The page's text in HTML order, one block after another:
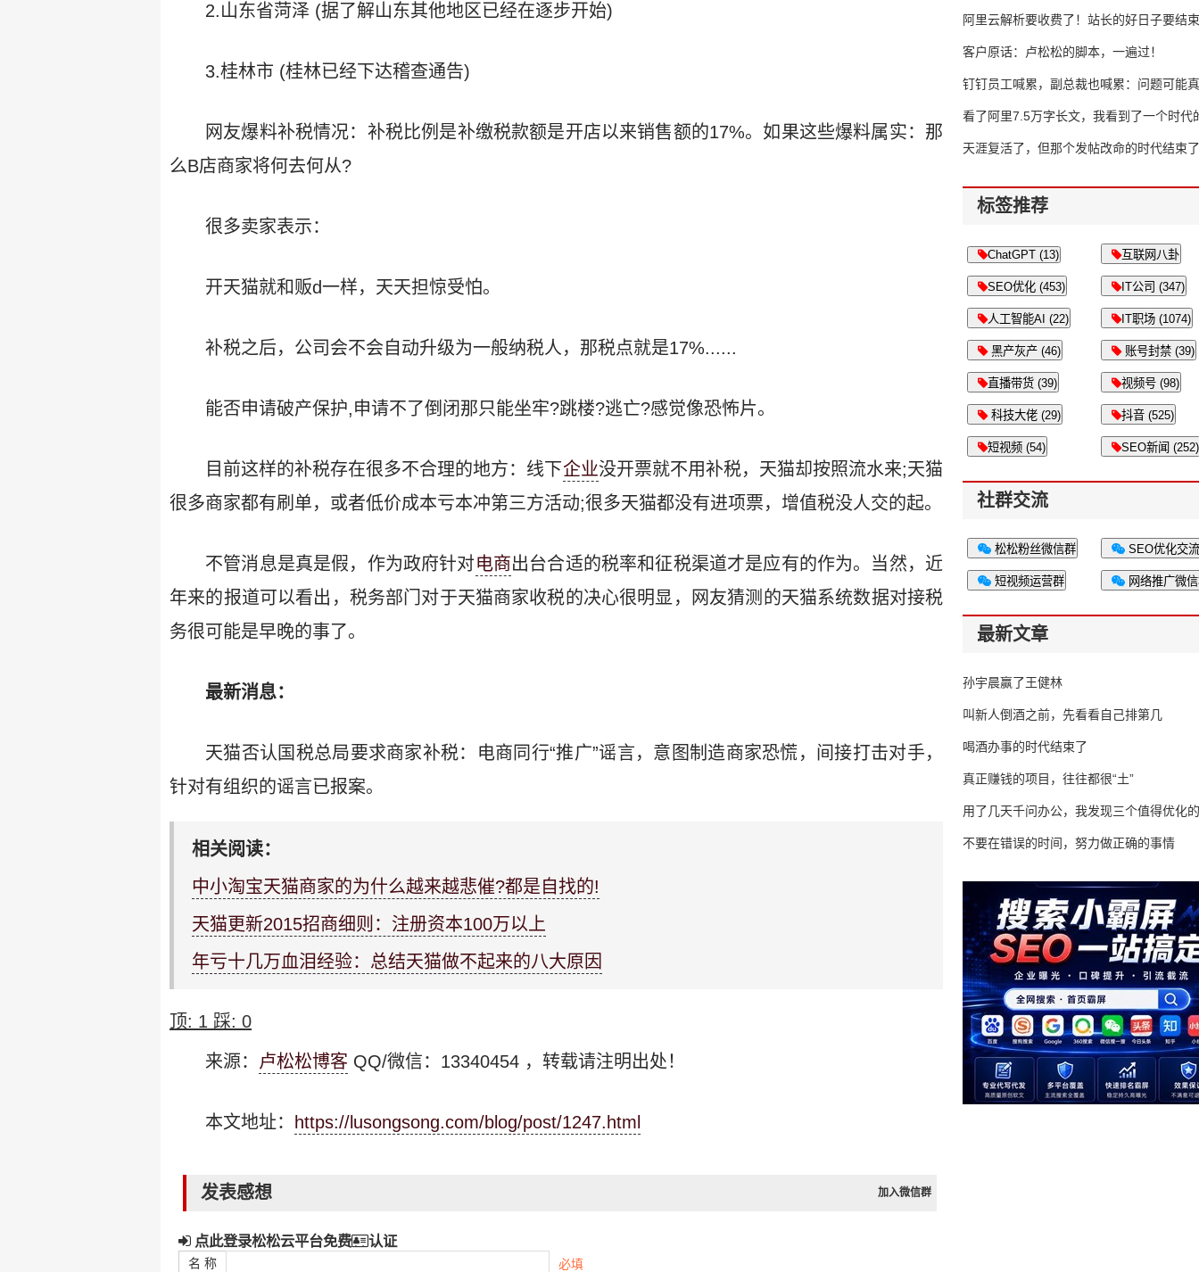
2.山东省菏泽 (据了解山东其他地区已经在逐步开始)
3.桂林市 (桂林已经下达稽查通告)
网友爆料补税情况：补税比例是补缴税款额是开店以来销售额的17%。如果这些爆料属实：那
么B店商家将何去何从?
很多卖家表示：
开天猫就和贩d一样，天天担惊受怕。
补税之后，公司会不会自动升级为一般纳税人，那税点就是17%......
能否申请破产保护,申请不了倒闭那只能坐牢?跳楼?逃亡?感觉像恐怖片。
目前这样的补税存在很多不合理的地方：线下企业没开票就不用补税，天猫却按照流水来;天猫
很多商家都有刷单，或者低价成本亏本冲第三方活动;很多天猫都没有进项票，增值税没人交的起。
不管消息是真是假，作为政府针对电商出台合适的税率和征税渠道才是应有的作为。当然，近
年来的报道可以看出，税务部门对于天猫商家收税的决心很明显，网友猜测的天猫系统数据对接税
务很可能是早晚的事了。
最新消息：
天猫否认国税总局要求商家补税：电商同行“推广”谣言，意图制造商家恐慌，间接打击对手，
针对有组织的谣言已报案。
相关阅读：
中小淘宝天猫商家的为什么越来越悲催?都是自找的!
天猫更新2015招商细则：注册资本100万以上
年亏十几万血泪经验：总结天猫做不起来的八大原因
顶: 1 踩: 0
来源： 卢松松博客 QQ/微信：13340454 ，转载请注明出处！
本文地址： https://lusongsong.com/blog/post/1247.html
发表感想 加入微信群
点此登录松松云平台免费 认证
名 称 必填
16万亿
阿里云解析要收费了！站长的好日子要结
客户原话：卢松松的脚本，一遍过！
钉钉员工喊累，副总裁也喊累：问题可能
了
看了阿里7.5万字长文，我看到了一个时代
天涯复活了，但那个发帖改命的时代结束了
标签推荐
ChatGPT (13) 互联网八卦
SEO优化 (453) IT公司 (347)
人工智能AI (22) IT职场 (1074)
黑产灰产 (46) 账号封禁 (39)
直播带货 (39) 视频号 (98)
科技大佬 (29) 抖音 (525)
短视频 (54) SEO新闻 (252)
社群交流
松松粉丝微信群 SEO优化交
短视频运营群 网络推广微
最新文章
孙宇晨赢了王健林
叫新人倒酒之前，先看看自己排第几
喝酒办事的时代结束了
真正赚钱的项目，往往都很“土”
用了几天千问办公，我发现三个值得优化
不要在错误的时间，努力做正确的事情